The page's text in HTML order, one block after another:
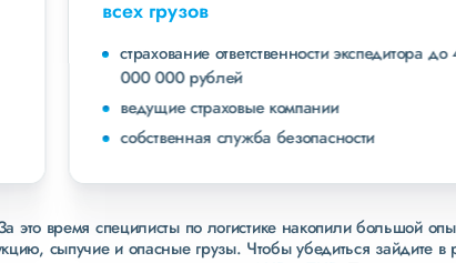
ответственности экспедитора до 40
рублей
страховые компании
служба безопасности
время специлисты по логистике накопили большой
сыпучие и опасные грузы. Чтобы убедиться зайдите